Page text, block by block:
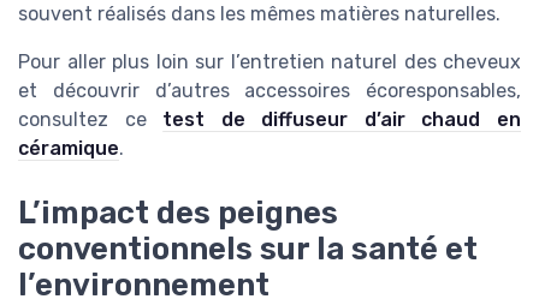
souvent réalisés dans les mêmes matières naturelles.
Pour aller plus loin sur l’entretien naturel des cheveux
et découvrir d’autres accessoires écoresponsables,
consultez ce test de diffuseur d’air chaud en
céramique.
L’impact des peignes
conventionnels sur la santé et
l’environnement